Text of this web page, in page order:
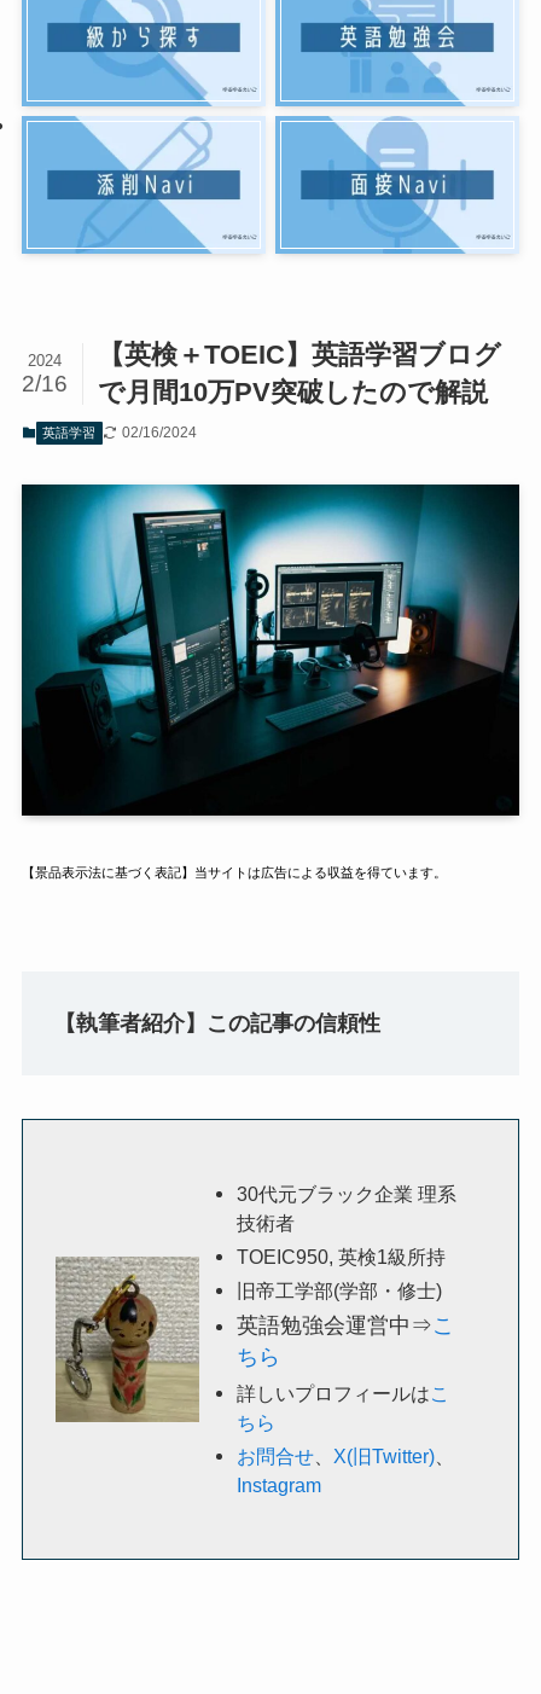
【英検＋TOEIC】英語学習ブログ
で月間10万PV突破したので解説
2024
2/16
英語学習 02/16/2024
【景品表示法に基づく表記】当サイトは広告による収益を得ています。
【執筆者紹介】この記事の信頼性
30代元ブラック企業 理系
技術者
TOEIC950, 英検1級所持
旧帝工学部(学部・修士)
英語勉強会運営中⇒こ
ちら
詳しいプロフィールはこ
ちら
お問合せ、 X(旧Twitter)、
Instagram